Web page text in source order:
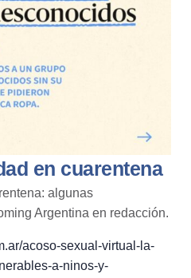
en cuarentena
algunas
Argentina en redacción.
acoso-sexual-virtual-la-
a-ninos-y-